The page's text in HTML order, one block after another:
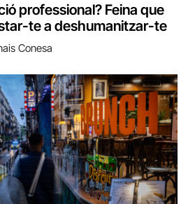
professional? Feina que
te a deshumanitzar-te
Conesa